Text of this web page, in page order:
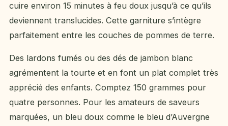
cuire environ 15 minutes à feu doux jusqu’à ce qu’ils
deviennent translucides. Cette garniture s’intègre
parfaitement entre les couches de pommes de terre.
Des lardons fumés ou des dés de jambon blanc
agrémentent la tourte et en font un plat complet très
apprécié des enfants. Comptez 150 grammes pour
quatre personnes. Pour les amateurs de saveurs
marquées, un bleu doux comme le bleu d’Auvergne